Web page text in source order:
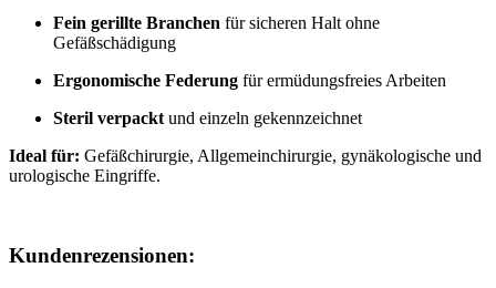
Fein gerillte Branchen für sicheren Halt ohne
Gefäßschädigung
Ergonomische Federung für ermüdungsfreies Arbeiten
Steril verpackt und einzeln gekennzeichnet
Ideal für: Gefäßchirurgie, Allgemeinchirurgie, gynäkologische und
urologische Eingriffe.
Kundenrezensionen: